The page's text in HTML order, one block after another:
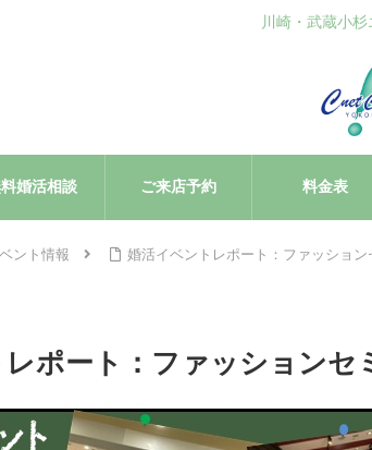
川崎・武蔵小
婚活相談 ご来店予約 料金表
ント情報 婚活イベントレポート：ファッション
ポート：ファッションセ